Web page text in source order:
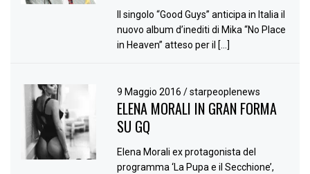
Il singolo “Good Guys” anticipa in Italia il
nuovo album d’inediti di Mika “No Place
in Heaven” atteso per il […]
9 Maggio 2016/ starpeoplenews
ELENA MORALI IN GRAN FORMA
SU GQ
Elena Morali ex protagonista del
programma ‘La Pupa e il Secchione’,